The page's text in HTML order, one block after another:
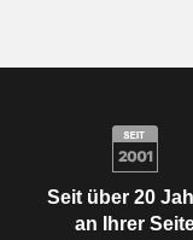
Seit über 20
an Ihrer